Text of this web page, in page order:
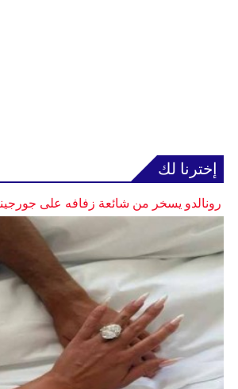
إخترنا لك
رونالدو يسخر من شائعة زفافه على جورجينا